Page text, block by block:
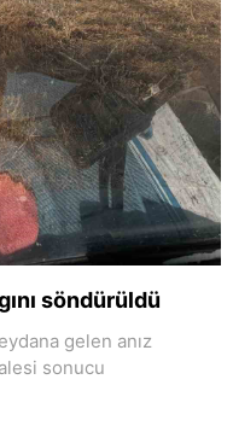
söndürüldü
gelen anız
sonucu